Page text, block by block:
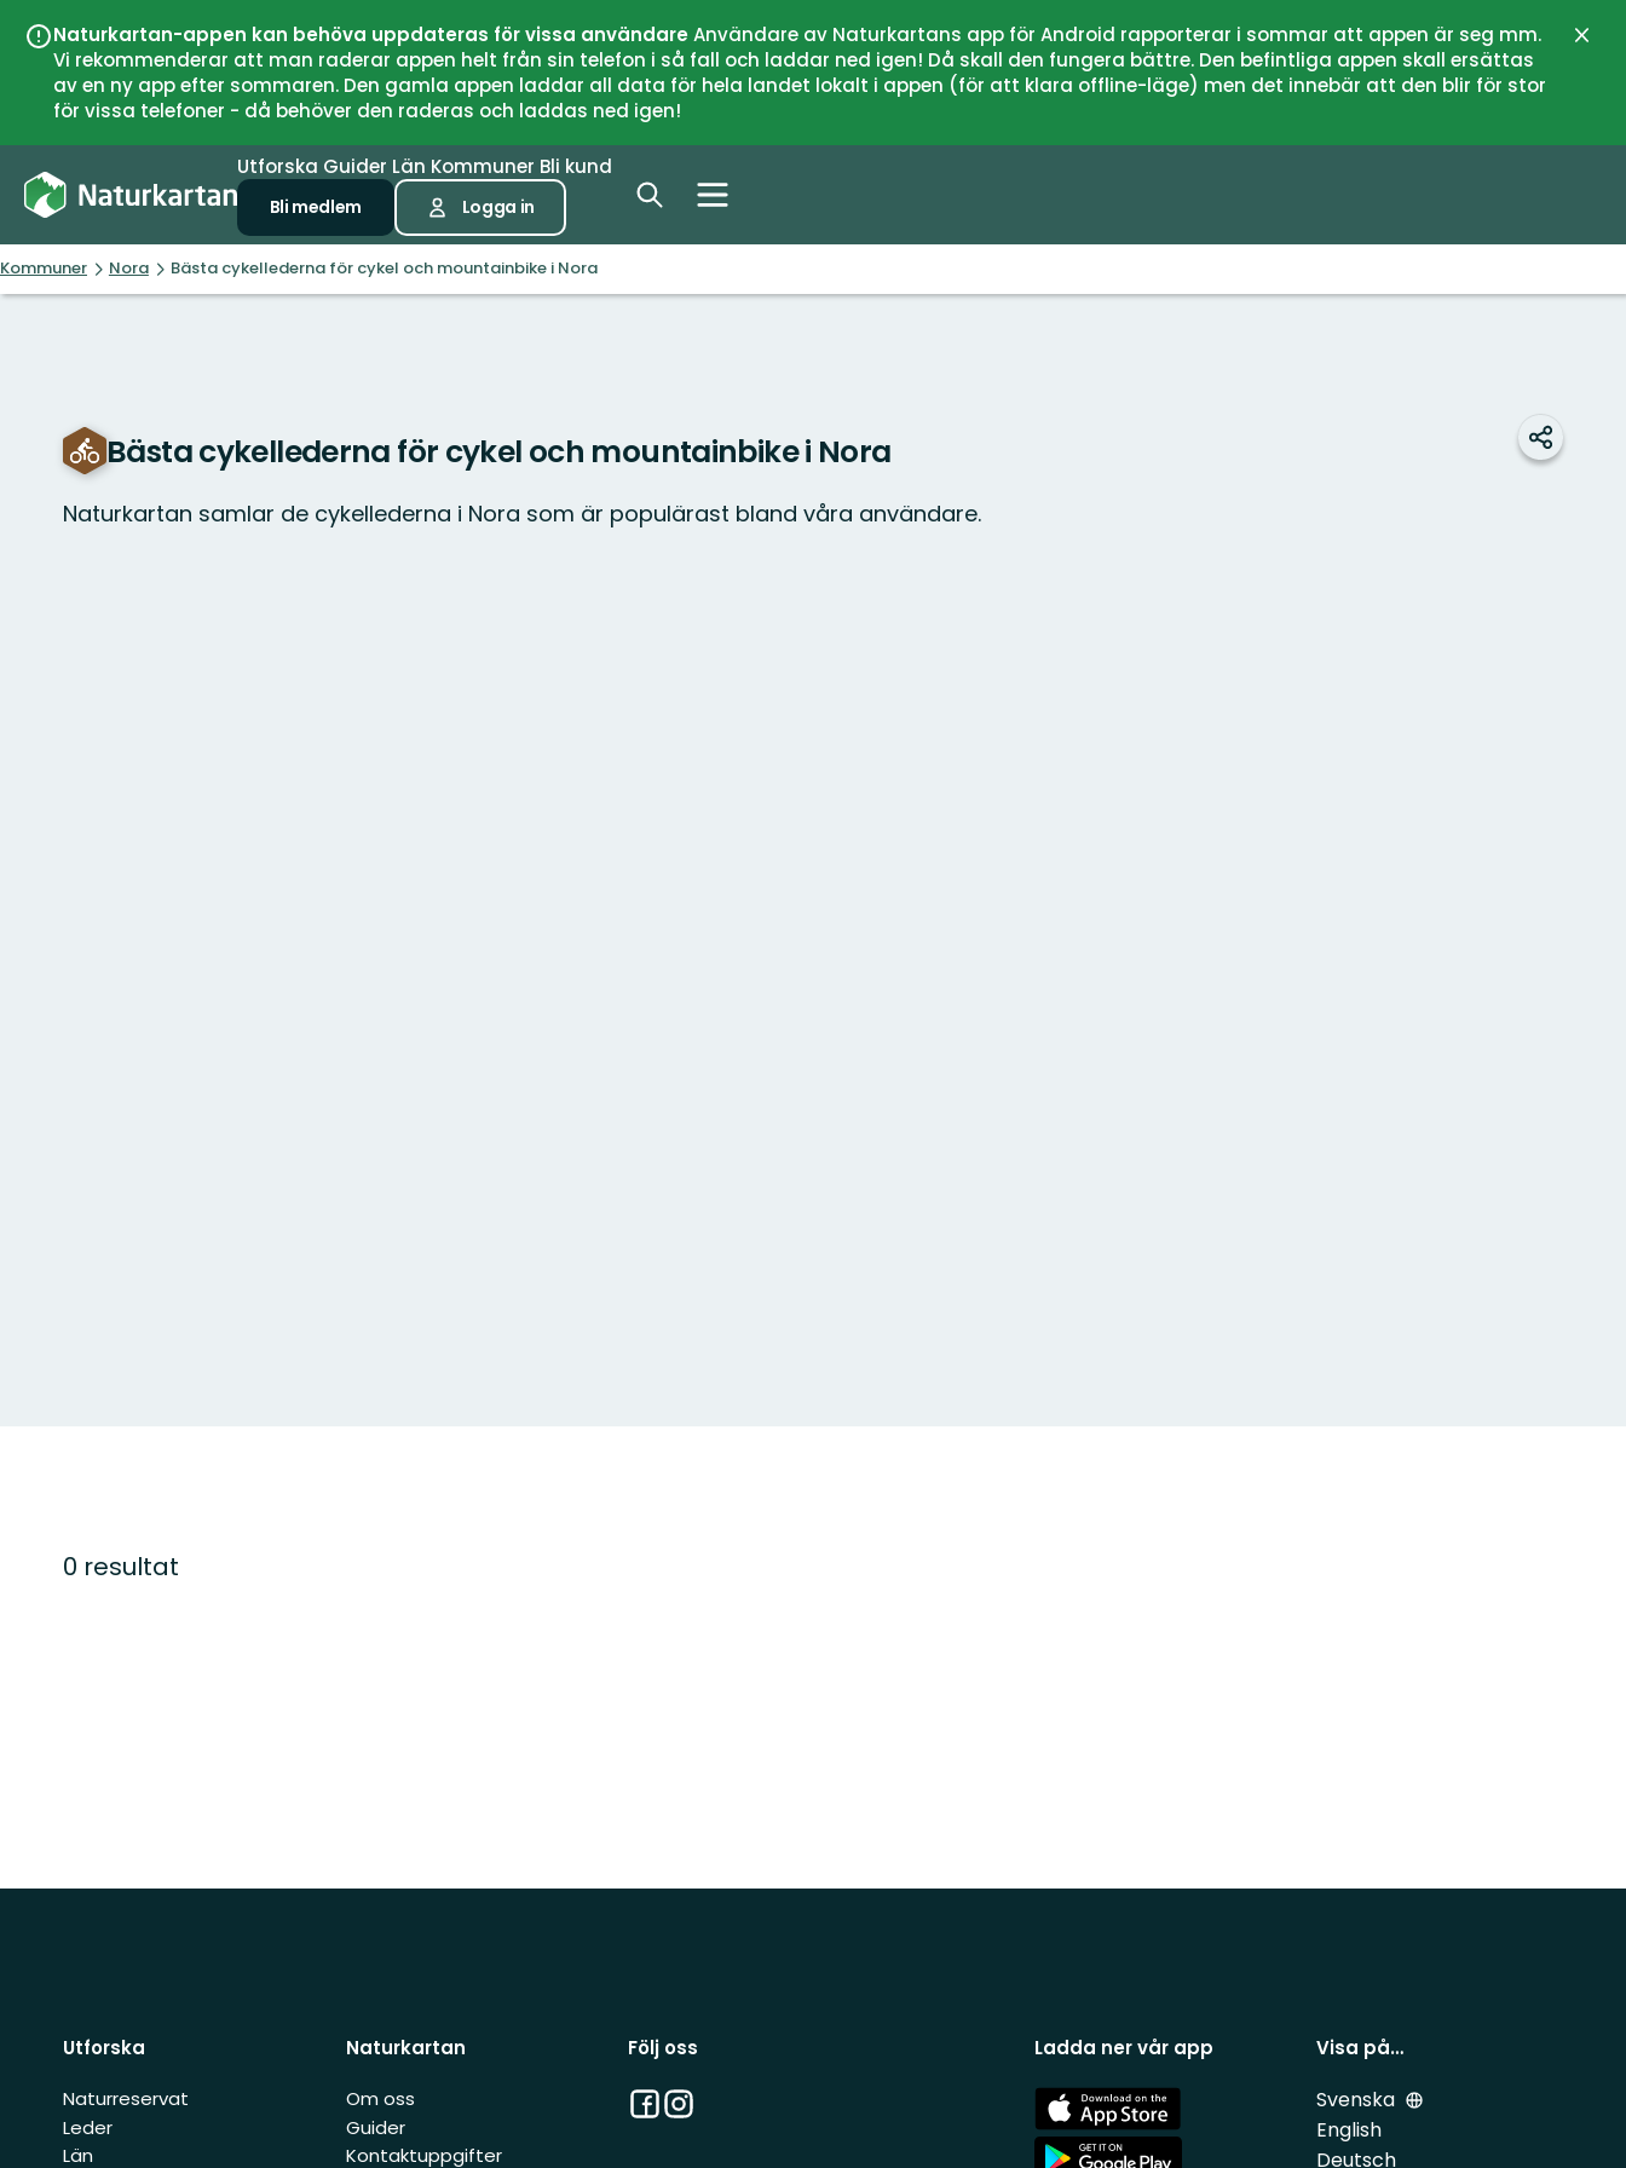
Naturkartan-appen kan behöva uppdateras för vissa användareAnvändare av Naturkartans app för Android rapporterar i sommar att appen är seg mm.
Vi rekommenderar att man raderar appen helt från sin telefon i så fall och laddar ned igen! Då skall den fungera bättre. Den befintliga appen skall ersättas
av en ny app efter sommaren. Den gamla appen laddar all data för hela landet lokalt i appen (för att klara offline-läge) men det innebär att den blir för stor
för vissa telefoner - då behöver den raderas och laddas ned igen!
Utforska Guider Län Kommuner Bli kund
Bli medlem Logga in
Kommuner Nora Bästa cykellederna för cykel och mountainbike i Nora
Bästa cykellederna för cykel och mountainbike i Nora
Naturkartan samlar de cykellederna i Nora som är populärast bland våra användare.
Dela
0 resultat
Utforska
Naturreservat
Leder
Län
Naturkartan
Om oss
Guider
Kontaktuppgifter
Följ oss
Facebook
Instagram
Ladda ner vår app
App
Store
App
Visa på…
Svenska
English
Deutsch